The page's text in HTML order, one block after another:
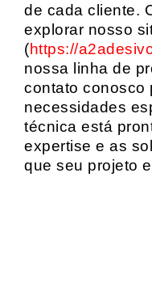
de cada cliente.
explorar nosso
(https://
nossa linha de
contato conosco
necessidades
técnica está
expertise e as
que seu projeto